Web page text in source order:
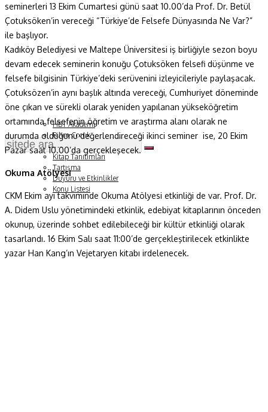
Fizik ve Uzay
Gezegenimiz
Teknoyaşam
Fazlası
HBT Akademi
Bilim Çocuk
Soru ve Yanıt
Kitap Tanıtımları
Tartışma
Duyuru ve Etkinlikler
Konu Listesi
seminerleri 13 Ekim Cumartesi günü saat 10.00’da Prof. Dr. Betül
Çotuksöken’in vereceği “Türkiye’de Felsefe Dünyasında Ne Var?”
ile başlıyor.
Kadıköy Belediyesi ve Maltepe Üniversitesi iş birliğiyle sezon boyu
devam edecek seminerin konuğu Çotuksöken felsefi düşünme ve
felsefe bilgisinin Türkiye’deki serüvenini izleyicileriyle paylaşacak.
Çotuksözen’in aynı başlık altında vereceği, Cumhuriyet döneminde
öne çıkan ve sürekli olarak yeniden yapılanan yükseköğretim
ortamında felsefenin öğretim ve araştırma alanı olarak ne
durumda olduğunu değerlendireceği ikinci seminer ise, 20 Ekim
Pazar saat 10.00’da gerçekleşecek.
Okuma Atölyesi
CKM Ekim ayı takviminde Okuma Atölyesi etkinliği de var. Prof. Dr.
A. Didem Uslu yönetimindeki etkinlik, edebiyat kitaplarının önceden
okunup, üzerinde sohbet edilebileceği bir kültür etkinliği olarak
tasarlandı. 16 Ekim Salı saat 11:00’de gerçekleştirilecek etkinlikte
yazar Han Kang’ın Vejetaryen kitabı irdelenecek.